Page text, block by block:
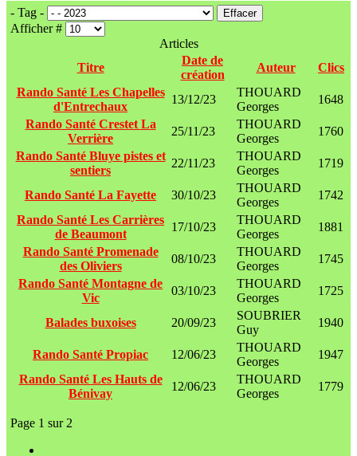
- Tag -
Effacer
Afficher #
Articles
Titre
Date de
création
Auteur
Clics
Rando Santé Les Chapelles
d'Entrechaux
13/12/23
THOUARD
Georges
1648
Rando Santé Crestet La
Verrière
25/11/23
THOUARD
Georges
1760
Rando Santé Bluye pistes et
sentiers
22/11/23
THOUARD
Georges
1719
Rando Santé La Fayette 30/10/23
THOUARD
Georges
1742
Rando Santé Les Carrières
de Beaumont
17/10/23
THOUARD
Georges
1881
Rando Santé Promenade
des Oliviers
08/10/23
THOUARD
Georges
1745
Rando Santé Montagne de
Vic
03/10/23
THOUARD
Georges
1725
Balades buxoises 20/09/23
SOUBRIER
Guy
1940
Rando Santé Propiac 12/06/23
THOUARD
Georges
1947
Rando Santé Les Hauts de
Bénivay
12/06/23
THOUARD
Georges
1779
Page 1 sur 2